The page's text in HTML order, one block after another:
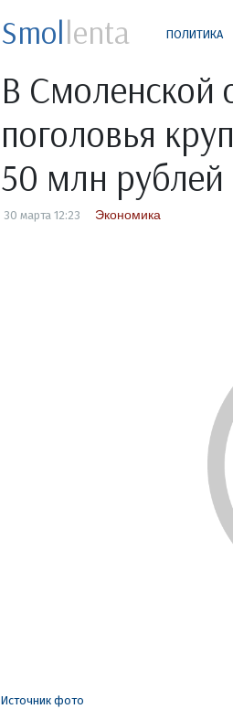
Smollenta ПОЛИТИКА
В Смоленской
поголовья
50 млн рублей
30 марта 12:23 Экономика
Источник фото